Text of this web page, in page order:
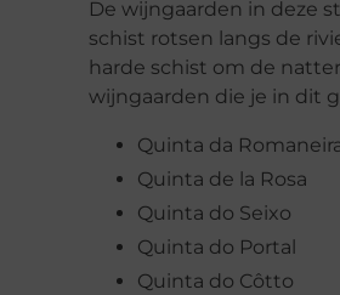
De wijngaarden in deze
schist rotsen langs de
harde schist om de
wijngaarden die je in dit
Quinta da
Quinta de la Rosa
Quinta do Seixo
Quinta do Portal
Quinta do Côtto